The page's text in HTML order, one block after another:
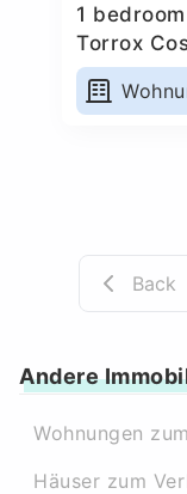
1
Torrox
Back
Andere
Wohnungen
Häuser zum